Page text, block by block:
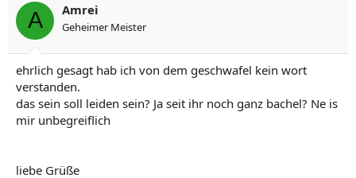
A Amrei
Geheimer Meister
ehrlich gesagt hab ich von dem geschwafel kein wort
verstanden.
das sein soll leiden sein? Ja seit ihr noch ganz bachel? Ne is
mir unbegreiflich
liebe Grüße